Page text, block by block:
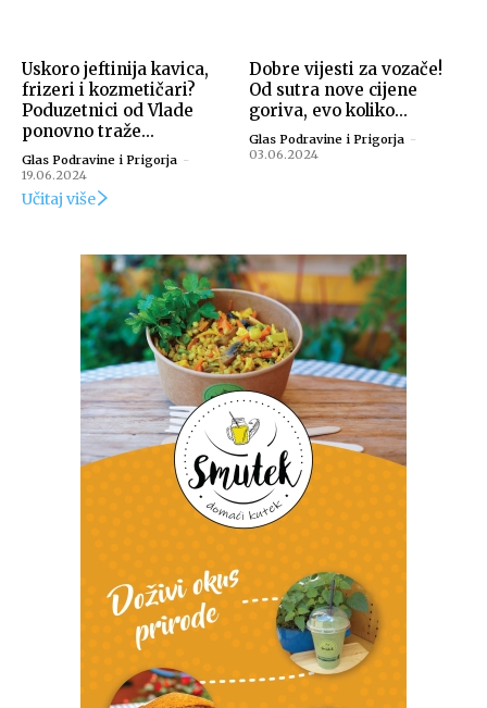
Uskoro jeftinija kavica,
frizeri i kozmetičari?
Poduzetnici od Vlade
ponovno traže...
Glas Podravine i Prigorja -
19.06.2024
Dobre vijesti za vozače!
Od sutra nove cijene
goriva, evo koliko...
Glas Podravine i Prigorja -
03.06.2024
Učitaj više